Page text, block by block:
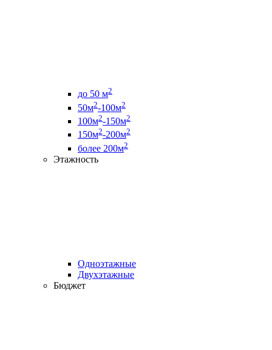
до 50 м2
50м2-100м2
100м2-150м2
150м2-200м2
более 200м2
Этажность
Одноэтажные
Двухэтажные
Бюджет